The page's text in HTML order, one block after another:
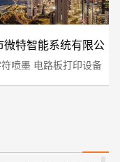
微特智能系统有限公
司
符喷墨 电路板打印设备